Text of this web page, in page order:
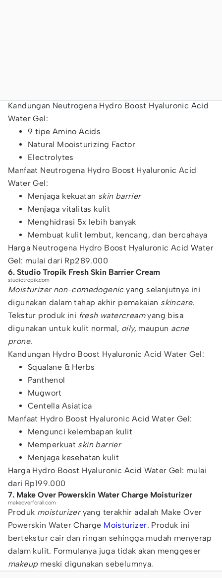
Kandungan Neutrogena Hydro Boost Hyaluronic Acid
Water Gel:
9 tipe Amino Acids
Natural Mooisturizing Factor
Electrolytes
Manfaat Neutrogena Hydro Boost Hyaluronic Acid
Water Gel:
Menjaga kekuatan skin barrier
Menjaga vitalitas kulit
Menghidrasi 5x lebih banyak
Membuat kulit lembut, kencang, dan bercahaya
Harga Neutrogena Hydro Boost Hyaluronic Acid Water
Gel: mulai dari Rp289.000
6. Studio Tropik Fresh Skin Barrier Cream
studiotropik.com
Moisturizer non-comedogenicyang selanjutnya ini
digunakan dalam tahap akhir pemakaian skincare.
Tekstur produk ini fresh watercreamyang bisa
digunakan untuk kulit normal, oily, maupun acne
prone.
Kandungan Hydro Boost Hyaluronic Acid Water Gel:
Squalane & Herbs
Panthenol
Mugwort
Centella Asiatica
Manfaat Hydro Boost Hyaluronic Acid Water Gel:
Mengunci kelembapan kulit
Memperkuat skin barrier
Menjaga kesehatan kulit
Harga Hydro Boost Hyaluronic Acid Water Gel: mulai
dari Rp199.000
7. Make Over Powerskin Water Charge Moisturizer
makeoverforall.com
Produk moisturizeryang terakhir adalah Make Over
Powerskin Water Charge Moisturizer. Produk ini
bertekstur cair dan ringan sehingga mudah menyerap
dalam kulit. Formulanya juga tidak akan menggeser
makeup meski digunakan sebelumnya.